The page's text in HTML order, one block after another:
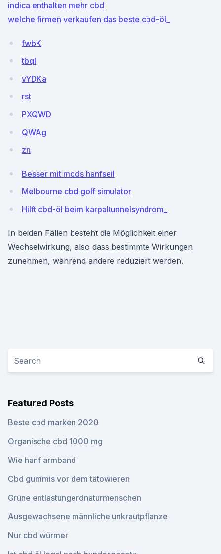
indica enthalten mehr cbd
welche firmen verkaufen das beste cbd-öl_
fwbK
tbql
vYDKa
rst
PXQWD
QWAg
zn
Besser mit mods hanfseil
Melbourne cbd golf simulator
Hilft cbd-öl beim karpaltunnelsyndrom_
In beiden Fällen besteht die Möglichkeit einer
Wechselwirkung, also dass bestimmte Wirkungen
zunehmen, während andere reduziert werden.
Featured Posts
Beste cbd marken 2020
Organische cbd 1000 mg
Wie hanf armband
Cbd gummis vor dem tätowieren
Grüne entlastungerdnaturmenschen
Ausgewachsene männliche unkrautpflanze
Nur cbd würmer